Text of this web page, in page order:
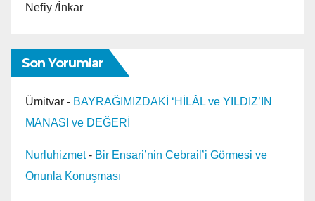
Nefiy /İnkar
Son Yorumlar
Ümitvar - BAYRAĞIMIZDAKİ ‘HİLÂL ve YILDIZ’IN
MANASI ve DEĞERİ
Nurluhizmet- Bir Ensari’nin Cebrail’i Görmesi ve
Onunla Konuşması